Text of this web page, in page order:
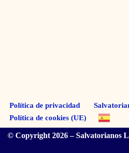
Política de privacidad
Política de cookies (UE)
© Copyright 2026 – Salvatorianos